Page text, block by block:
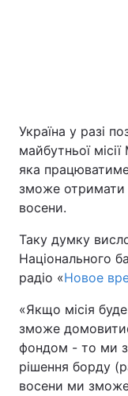
Головна
Україна
Економіка
Спорт
Техно і зв'язок
Зброя
Здоров'я
Україна у разі
майбутньої
яка
зможе отримати
восени.
Таку думку
Національного
радіо «Новое
«Якщо місія
зможе
фондом - то ми
рішення борду
восени ми